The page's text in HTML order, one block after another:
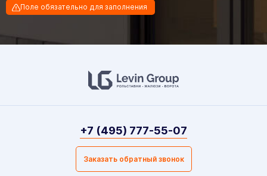
Поле обязательно для заполнения
+7 (495) 777-55-07
Заказать обратный звонок